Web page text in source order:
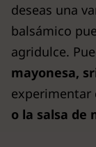
deseas una
balsámico
agridulce.
mayonesa,
experimentar
o la salsa de